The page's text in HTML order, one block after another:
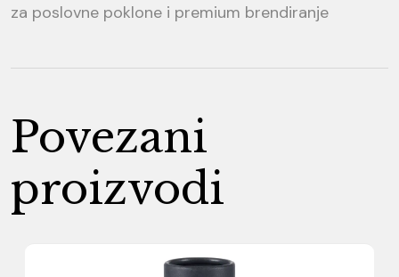
za poslovne poklone i premium brendiranje
Povezani
proizvodi